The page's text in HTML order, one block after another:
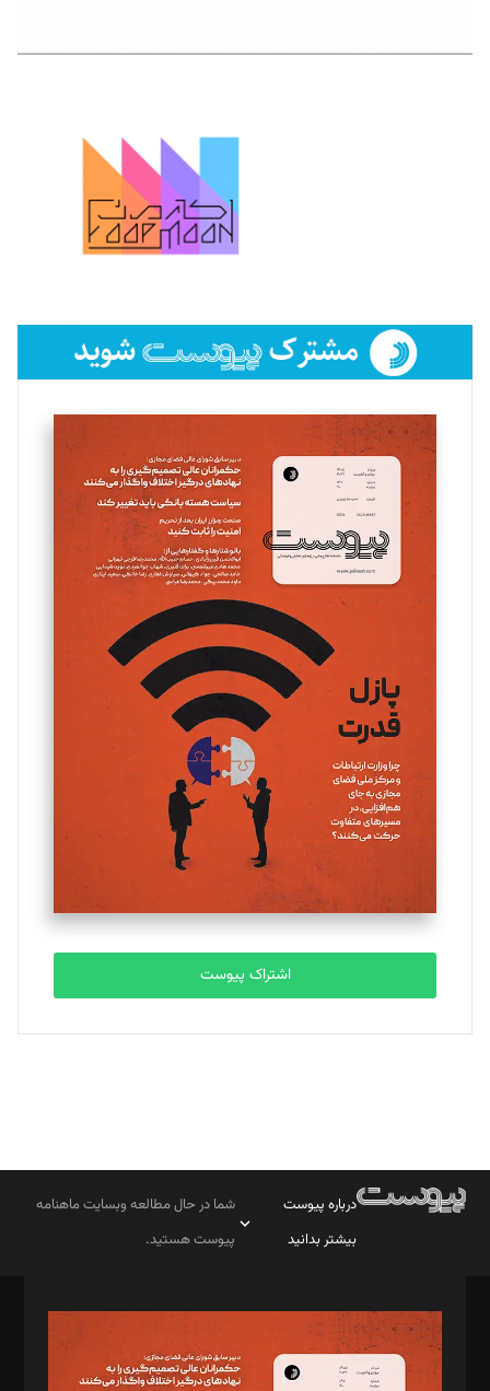
اشتراک پیوست
درباره پیوست
بیشتر بدانید
شما در حال مطالعه وبسایت ماهنامه
پیوست هستید.
مدیر مسئول: محمدباقر اثنی‌عشری
سردبیر: مهرک محمودی
دبیر تحریریه: میثم قاسمی